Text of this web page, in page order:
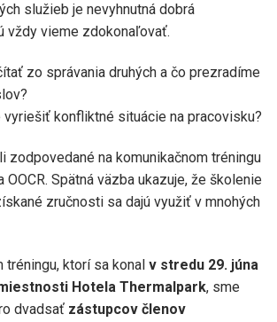
služieb je nevyhnutná dobrá
vždy vieme zdokonaľovať.
zo správania druhých a čo prezradíme
vyriešiť konfliktné situácie na pracovisku?
zodpovedané na komunikačnom tréningu
OOCR. Spätná väzba ukazuje, že školenie
zručnosti sa dajú využiť v mnohých
tréningu, ktorí sa konal v stredu 29. júna
Hotela Thermalpark, sme
dvadsať zástupcov členov